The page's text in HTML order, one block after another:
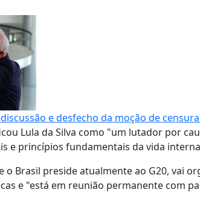
e desfecho da moção de
Lula da Silva como "um lutador por
e princípios fundamentais da vida
o Brasil preside atualmente ao G20, vai
e "está em reunião permanente com